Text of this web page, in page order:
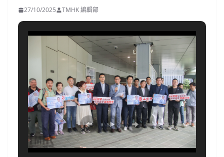
27/10/2025 TMHK 編輯部